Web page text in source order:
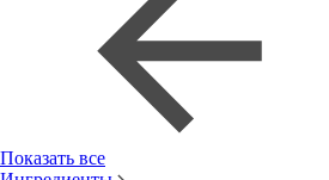
Показать все